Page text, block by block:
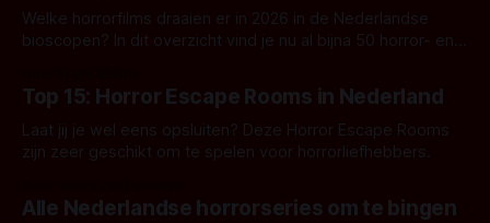
Welke horrorfilms draaien er in 2026 in de Nederlandse
bioscopen? In dit overzicht vind je nu al bijna 50 horror- en
Top 15: Horror Escape Rooms in Nederland
Laat jij je wel eens opsluiten? Deze Horror Escape Rooms
zijn zeer geschikt om te spelen voor horrorliefhebbers.
Alle Nederlandse horrorseries om te bingen